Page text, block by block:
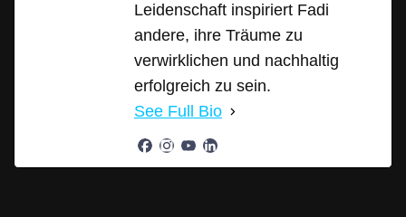
Leidenschaft inspiriert Fadi
andere, ihre Träume zu
verwirklichen und nachhaltig
erfolgreich zu sein.
See Full Bio